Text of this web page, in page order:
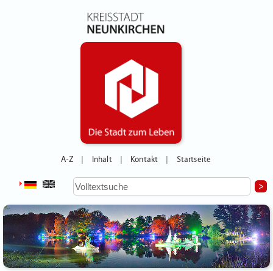
A-Z Inhalt Kontakt Startseite